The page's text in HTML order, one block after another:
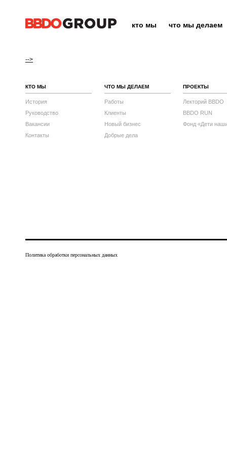
кто мы что мы делаем
-->
КТО МЫ
История
Руководство
Вакансии
Контакты
ЧТО МЫ ДЕЛАЕМ
Работы
Клиенты
Новый бизнес
Добрые дела
ПРОЕКТЫ
Лекторий BBDO
BBDO RUN
Фонд «Дети
Политика обработки персональных данных